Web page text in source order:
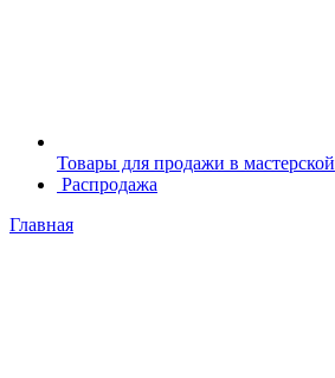
Товары для продажи в мастерской
Распродажа
Главная